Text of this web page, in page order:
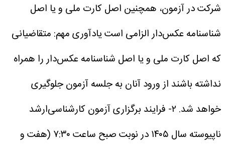
شرکت در آزمون‌، همچنین اصل کارت ملی و یا اصل
شناسنامه عکس‌دار الزامی است یادآوری مهم: متقاضیانی
که اصل کارت ملی و یا اصل شناسنامه عکس‌دار را همراه
نداشته باشند از ورود آنان به جلسه آزمون جلوگیری
خواهد شد. ۲- فرایند برگزاری آزمون‌ کارشناسی‌ارشد
ناپیوسته‌ سال‌ ۱۴۰۵ در نوبت صبح ساعت‌ ۷:۳۰ (هفت و